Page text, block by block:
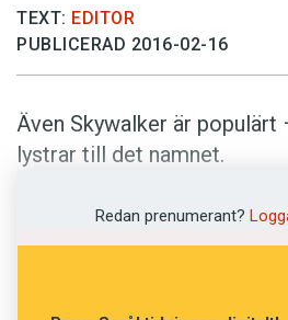
Annonsera
Prenumerera
Press
TEXT: EDITOR
PUBLICERAD 2016-02-16
Även Skywalker är populärt
lystrar till det namnet.
Redan prenumerant?